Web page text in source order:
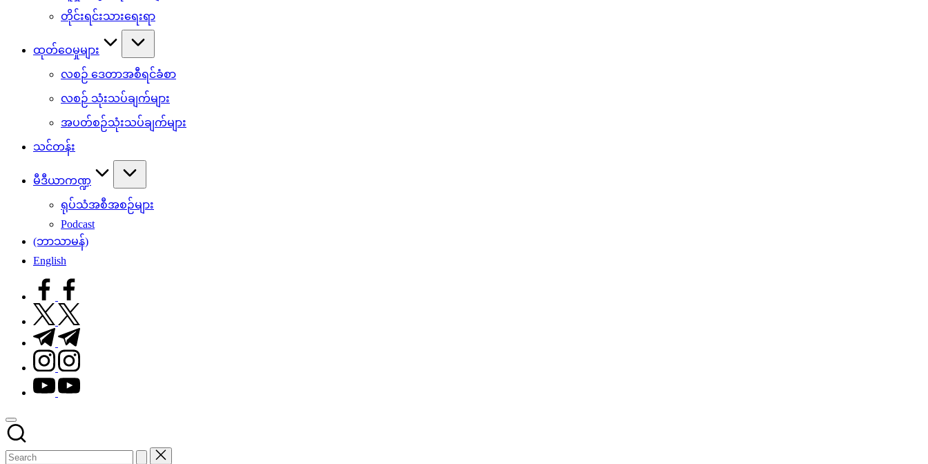
တိုင်းရင်းသားရေးရာ
ထုတ်ဝေမှုများ
လစဉ် ဒေတာအစီရင်ခံစာ
လစဉ် သုံးသပ်ချက်များ
အပတ်စဉ်သုံးသပ်ချက်များ
သင်တန်း
မီဒီယာကဏ္ဍ
ရုပ်သံအစီအစဉ်များ
Podcast
(ဘာသာမန်)
English
facebook.com
twitter.com
t.me
instagram.com
youtube.com